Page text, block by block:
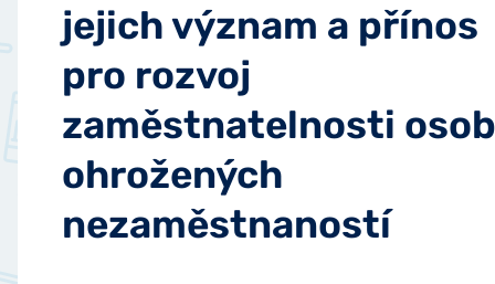
jejich význam a přínos
pro rozvoj
zaměstnatelnosti osob
ohrožených
nezaměstnaností